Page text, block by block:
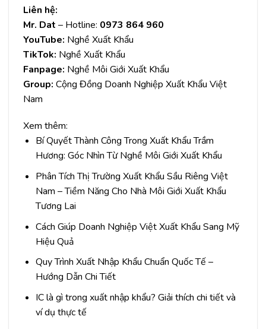
Liên hệ:
Mr. Dat – Hotline: 0973 864 960
YouTube: Nghề Xuất Khẩu
TikTok: Nghề Xuất Khẩu
Fanpage: Nghề Môi Giới Xuất Khẩu
Group: Cộng Đồng Doanh Nghiệp Xuất Khẩu Việt
Nam
Xem thêm:
Bí Quyết Thành Công Trong Xuất Khẩu Trầm
Hương: Góc Nhìn Từ Nghề Môi Giới Xuất Khẩu
Phân Tích Thị Trường Xuất Khẩu Sầu Riêng Việt
Nam – Tiềm Năng Cho Nhà Môi Giới Xuất Khẩu
Tương Lai
Cách Giúp Doanh Nghiệp Việt Xuất Khẩu Sang Mỹ
Hiệu Quả
Quy Trình Xuất Nhập Khẩu Chuẩn Quốc Tế –
Hướng Dẫn Chi Tiết
IC là gì trong xuất nhập khẩu? Giải thích chi tiết và
ví dụ thực tế